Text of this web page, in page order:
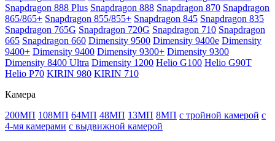
Snapdragon 888 Plus Snapdragon 888 Snapdragon 870 Snapdragon
865/865+ Snapdragon 855/855+ Snapdragon 845 Snapdragon 835
Snapdragon 765G Snapdragon 720G Snapdragon 710 Snapdragon
665 Snapdragon 660 Dimensity 9500 Dimensity 9400e Dimensity
9400+ Dimensity 9400 Dimensity 9300+ Dimensity 9300
Dimensity 8400 Ultra Dimensity 1200 Helio G100 Helio G90T
Helio P70 KIRIN 980 KIRIN 710
Камера
200МП 108МП 64МП 48МП 13МП 8МП с тройной камерой с
4-мя камерами с выдвижной камерой